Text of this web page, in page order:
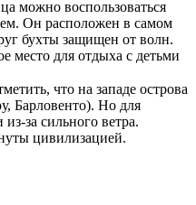
можно воспользоваться
Он расположен в самом
бухты защищен от волн.
место для отдыха с детьми
что на западе острова
Барловенто). Но для
за сильного ветра.
цивилизацией.